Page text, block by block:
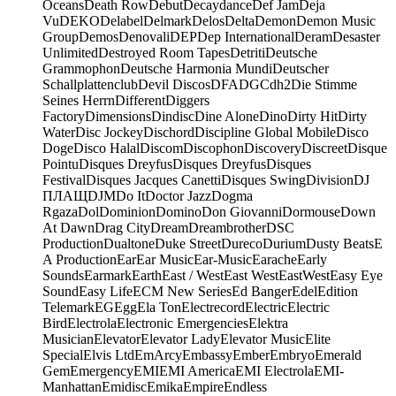
OceansDeath RowDebutDecaydanceDef JamDeja
VuDEKODelabelDelmarkDelosDeltaDemonDemon Music
GroupDemosDenovaliDEPDep InternationalDeramDesaster
UnlimitedDestroyed Room TapesDetritiDeutsche
GrammophonDeutsche Harmonia MundiDeutscher
SchallplattenclubDevil DiscosDFADGCdh2Die Stimme
Seines HerrnDifferentDiggers
FactoryDimensionsDindiscDine AloneDinoDirty HitDirty
WaterDisc JockeyDischordDiscipline Global MobileDisco
DogeDisco HalalDiscomDiscophonDiscoveryDiscreetDisque
PointuDisques DreyfusDisques DreyfusDisques
FestivalDisques Jacques CanettiDisques SwingDivisionDJ
ПЛАЩDJMDo ItDoctor JazzDogma
RgazaDolDominionDominoDon GiovanniDormouseDown
At DawnDrag CityDreamDreambrotherDSC
ProductionDualtoneDuke StreetDurecoDuriumDusty BeatsE
A ProductionEarEar MusicEar-MusicEaracheEarly
SoundsEarmarkEarthEast / WestEast WestEastWestEasy Eye
SoundEasy LifeECM New SeriesEd BangerEdelEdition
TelemarkEGEggEla TonElectrecordElectricElectric
BirdElectrolaElectronic EmergenciesElektra
MusicianElevatorElevator LadyElevator MusicElite
SpecialElvis LtdEmArcyEmbassyEmberEmbryoEmerald
GemEmergencyEMIEMI AmericaEMI ElectrolaEMI-
ManhattanEmidiscEmikaEmpireEndless